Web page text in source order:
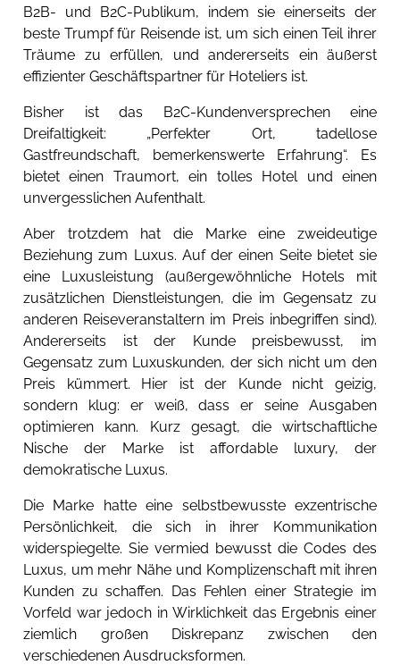
B2B- und B2C-Publikum, indem sie einerseits der
beste Trumpf für Reisende ist, um sich einen Teil ihrer
Träume zu erfüllen, und andererseits ein äußerst
effizienter Geschäftspartner für Hoteliers ist.
Bisher ist das B2C-Kundenversprechen eine
Dreifaltigkeit: „Perfekter Ort, tadellose
Gastfreundschaft, bemerkenswerte Erfahrung“. Es
bietet einen Traumort, ein tolles Hotel und einen
unvergesslichen Aufenthalt.
Aber trotzdem hat die Marke eine zweideutige
Beziehung zum Luxus. Auf der einen Seite bietet sie
eine Luxusleistung (außergewöhnliche Hotels mit
zusätzlichen Dienstleistungen, die im Gegensatz zu
anderen Reiseveranstaltern im Preis inbegriffen sind).
Andererseits ist der Kunde preisbewusst, im
Gegensatz zum Luxuskunden, der sich nicht um den
Preis kümmert. Hier ist der Kunde nicht geizig,
sondern klug: er weiß, dass er seine Ausgaben
optimieren kann. Kurz gesagt, die wirtschaftliche
Nische der Marke ist affordable luxury, der
demokratische Luxus.
Die Marke hatte eine selbstbewusste exzentrische
Persönlichkeit, die sich in ihrer Kommunikation
widerspiegelte. Sie vermied bewusst die Codes des
Luxus, um mehr Nähe und Komplizenschaft mit ihren
Kunden zu schaffen. Das Fehlen einer Strategie im
Vorfeld war jedoch in Wirklichkeit das Ergebnis einer
ziemlich großen Diskrepanz zwischen den
verschiedenen Ausdrucksformen.